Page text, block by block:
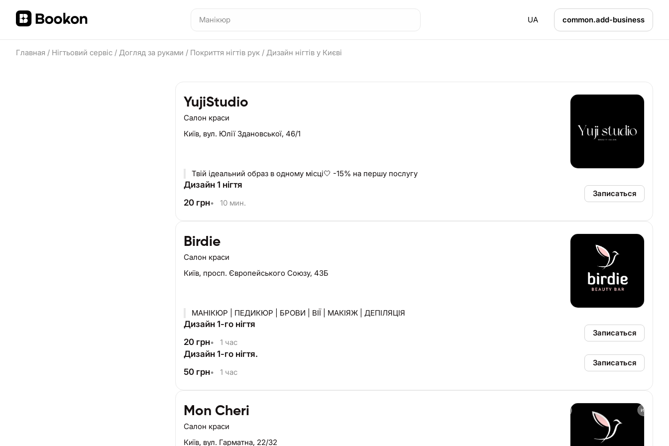
UA common.add-business
Главная / Нігтьовий сервіс / Догляд за руками / Покриття нігтів рук / Дизайн нігтів у Києві
YujiStudio
Салон краси
Київ, вул. Юлії Здановської, 46/1
Твій ідеальний образ в одному місці🤍 -15% на першу послугу
Дизайн 1 нігтя
20 грн• 10 мин.
Записаться
Birdie
Салон краси
Київ, просп. Європейського Союзу, 43Б
МАНІКЮР | ПЕДИКЮР | БРОВИ | ВІЇ | МАКІЯЖ | ДЕПІЛЯЦІЯ
Дизайн 1-го нігтя
20 грн• 1 час
Записаться
Дизайн 1-го нігтя.
50 грн• 1 час
Записаться
Mon Cheri
Салон краси
Київ, вул. Гарматна, 22/32